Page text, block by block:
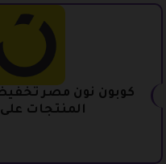
المنتجات على Noon